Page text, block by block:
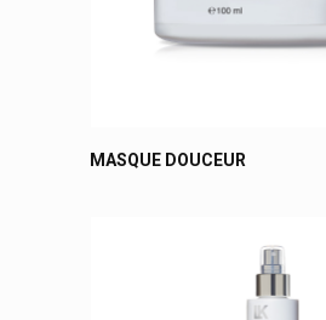
MASQUE DOUCEUR